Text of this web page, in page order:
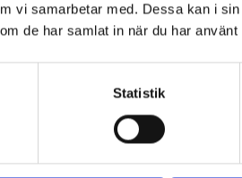
vi samarbetar med. Dessa kan i
de har samlat in när du har använt
Statistik